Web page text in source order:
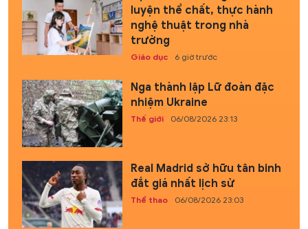
luyện thể chất, thực hành
nghệ thuật trong nhà
trường
Giáo dục 6 giờ trước
Nga thành lập Lữ đoàn đặc
nhiệm Ukraine
Thế giới 06/08/2026 23:13
Real Madrid sở hữu tân binh
đắt giá nhất lịch sử
Thể thao 06/08/2026 23:03